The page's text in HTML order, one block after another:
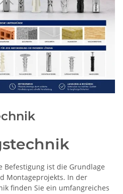
Befestigung ist die Grundlage
Montageprojekts. In der
finden Sie ein umfangreiches